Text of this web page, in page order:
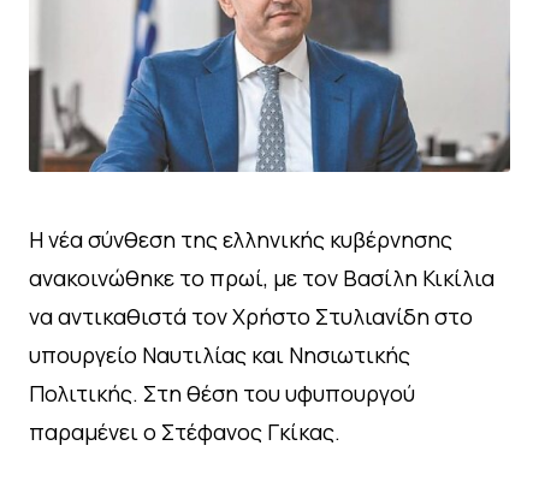
Η νέα σύνθεση της ελληνικής κυβέρνησης
ανακοινώθηκε το πρωί, με τον Βασίλη Κικίλια
να αντικαθιστά τον Χρήστο Στυλιανίδη στο
υπουργείο Ναυτιλίας και Νησιωτικής
Πολιτικής. Στη θέση του υφυπουργού
παραμένει ο Στέφανος Γκίκας.